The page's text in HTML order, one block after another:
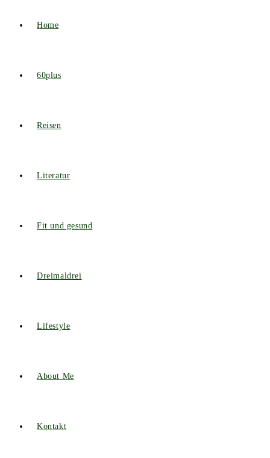
Home
60plus
Reisen
Literatur
Fit und gesund
Dreimaldrei
Lifestyle
About Me
Kontakt